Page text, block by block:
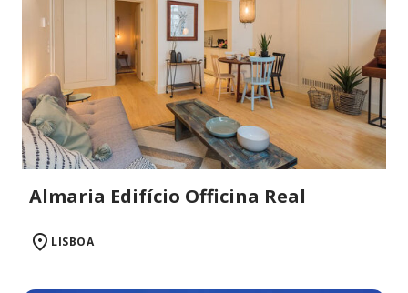
Almaria Edifício Officina Real
LISBOA